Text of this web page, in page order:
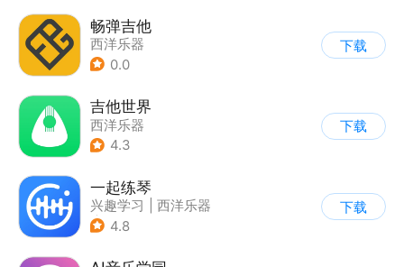
畅弹吉他
西洋乐器
0.0
下载
吉他世界
西洋乐器
4.3
下载
一起练琴
兴趣学习
西洋乐器
| 其他
4.8
下载